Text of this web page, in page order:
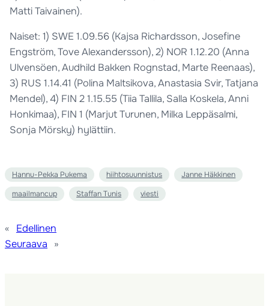
Matti Taivainen).
Naiset: 1) SWE 1.09.56 (Kajsa Richardsson, Josefine
Engström, Tove Alexandersson), 2) NOR 1.12.20 (Anna
Ulvensöen, Audhild Bakken Rognstad, Marte Reenaas),
3) RUS 1.14.41 (Polina Maltsikova, Anastasia Svir, Tatjana
Mendel), 4) FIN 2 1.15.55 (Tiia Tallila, Salla Koskela, Anni
Honkimaa), FIN 1 (Marjut Turunen, Milka Leppäsalmi,
Sonja Mörsky) hylättiin.
Hannu-Pekka Pukema hiihtosuunnistus Janne Häkkinen
maailmancup Staffan Tunis viesti
«
Edellinen
Seuraava
»